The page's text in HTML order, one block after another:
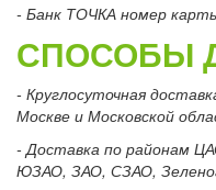
- Банк ТОЧКА номер
СПОСОБЫ
- Круглосуточная
Москве и Московской
- Доставка по районам
ЮЗАО, ЗАО, СЗАО,